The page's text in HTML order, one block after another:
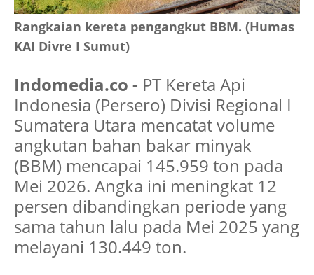
Rangkaian kereta pengangkut BBM. (Humas
KAI Divre I Sumut)
Indomedia.co - PT Kereta Api
Indonesia (Persero) Divisi Regional I
Sumatera Utara mencatat volume
angkutan bahan bakar minyak
(BBM) mencapai 145.959 ton pada
Mei 2026. Angka ini meningkat 12
persen dibandingkan periode yang
sama tahun lalu pada Mei 2025 yang
melayani 130.449 ton.